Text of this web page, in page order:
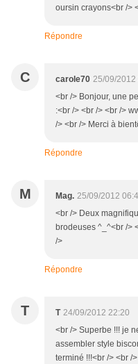
oursin crayons<br />
Répondre
C carole70 25/09/2012
<br /> Bonjour, une
:<br /> <br /> <br />
/> <br /> Merci à
Répondre
M Mag. 25/09/2012
<br /> Deux
brodeuses ^_^<br />
/>
Répondre
T T 24/09/2012 22:20
<br /> Superbe !!! je
assembler style
terminé !!!<br /> <br /